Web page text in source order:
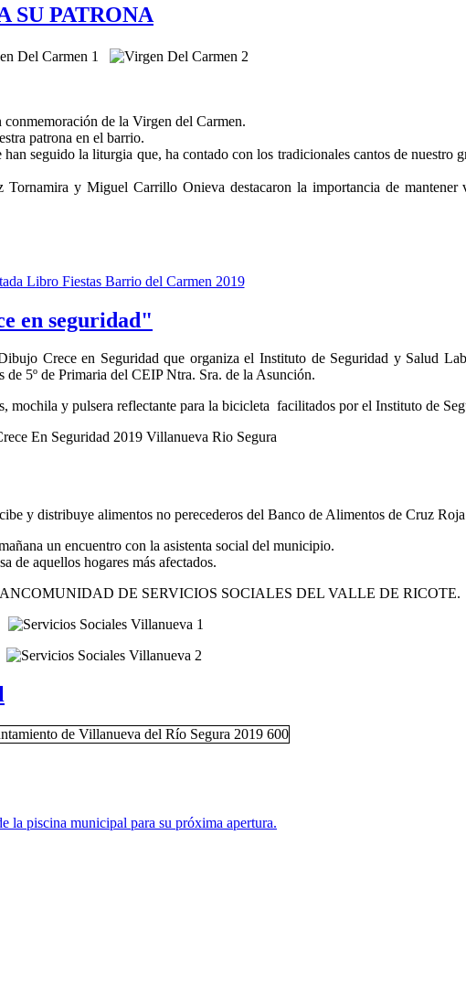
SU PATRONA
de la Virgen del Carmen.
patrona en el barrio.
seguido la liturgia que, ha contado con los tradicionales cantos de nuestro
y Miguel Carrillo Onieva destacaron la importancia de mantener
en seguridad"
Crece en Seguridad que organiza el Instituto de Seguridad y Salud
5º de Primaria del CEIP Ntra. Sra. de la Asunción.
mochila y pulsera reflectante para la bicicleta facilitados por el Instituto de
y distribuye alimentos no perecederos del Banco de Alimentos de Cruz
un encuentro con la asistenta social del municipio.
de aquellos hogares más afectados.
DE SERVICIOS SOCIALES DEL VALLE DE RICOTE.
piscina municipal para su próxima apertura.